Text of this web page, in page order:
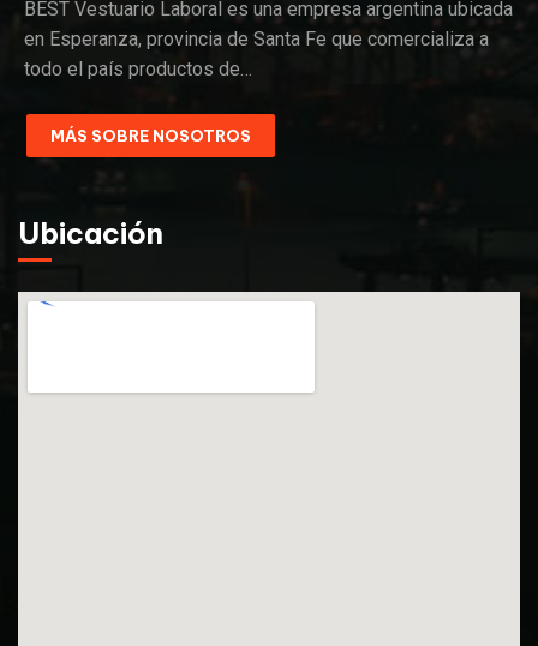
BEST Vestuario Laboral es una empresa argentina ubicada
en Esperanza, provincia de Santa Fe que comercializa a
todo el país productos de…
MÁS SOBRE NOSOTROS
Ubicación